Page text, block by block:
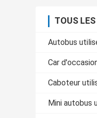
TOUS
Autobus
Car
Caboteur
Mini autobus